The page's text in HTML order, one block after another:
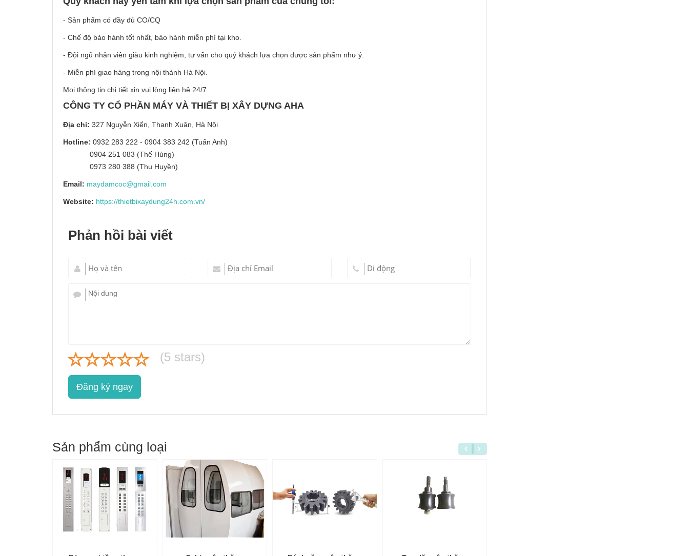
- Sản phẩm có đầy đủ CO/CQ
- Chế độ bảo hành tốt nhất, bảo hành miễn phí tại kho.
- Đội ngũ nhân viên giàu kinh nghiệm, tư vấn cho quý khách lựa chọn được sản phẩm như ý.
- Miễn phí giao hàng trong nội thành Hà Nội.
Mọi thông tin chi tiết xin vui lòng liên hệ 24/7
CÔNG TY CỔ PHẦN MÁY VÀ THIẾT BỊ XÂY DỰNG AHA
Địa chỉ: 327 Nguyễn Xiển, Thanh Xuân, Hà Nội
Hotline: 0932 283 222 - 0904 383 242 (Tuấn Anh)
0904 251 083 (Thế Hùng)
0973 280 388 (Thu Huyền)
Email: maydamcoc@gmail.com
Website: https://thietbixaydung24h.com.vn/
Phản hồi bài viết
(5 stars)
Đăng ký ngay
Sản phẩm cùng loại